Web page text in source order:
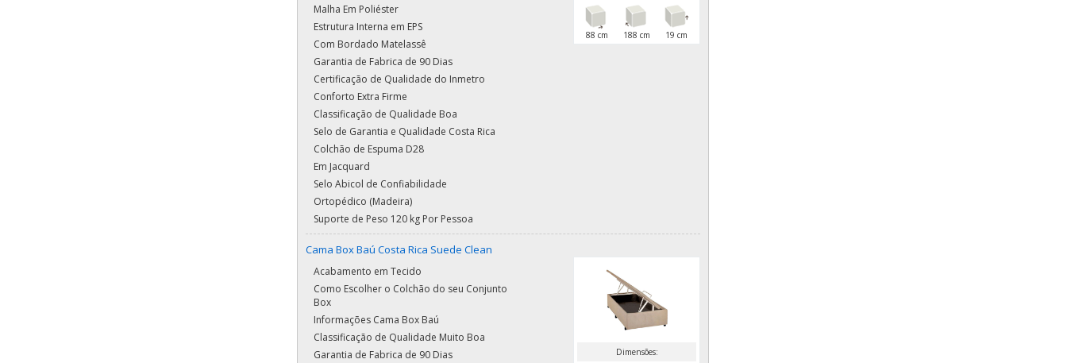
88 cm 188 cm 19 cm
Malha Em Poliéster
Estrutura Interna em EPS
Com Bordado Matelassê
Garantia de Fabrica de 90 Dias
Certificação de Qualidade do Inmetro
Conforto Extra Firme
Classificação de Qualidade Boa
Selo de Garantia e Qualidade Costa Rica
Colchão de Espuma D28
Em Jacquard
Selo Abicol de Confiabilidade
Ortopédico (Madeira)
Suporte de Peso 120 kg Por Pessoa
Cama Box Baú Costa Rica Suede Clean
Dimensões:
Acabamento em Tecido
Como Escolher o Colchão do seu Conjunto
Box
Informações Cama Box Baú
Classificação de Qualidade Muito Boa
Garantia de Fabrica de 90 Dias